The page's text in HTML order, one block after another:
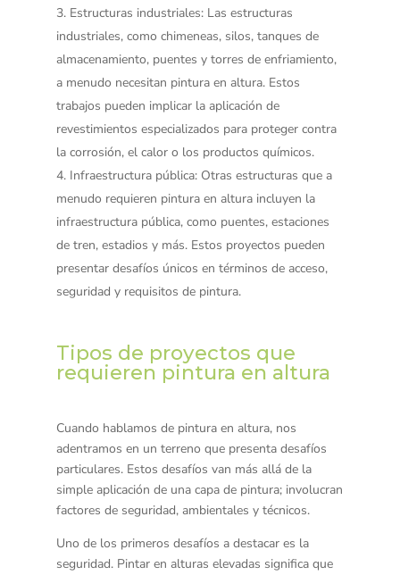
Estructuras industriales: Las estructuras
industriales, como chimeneas, silos, tanques de
almacenamiento, puentes y torres de enfriamiento,
a menudo necesitan pintura en altura. Estos
trabajos pueden implicar la aplicación de
revestimientos especializados para proteger contra
la corrosión, el calor o los productos químicos.
Infraestructura pública: Otras estructuras que a
menudo requieren pintura en altura incluyen la
infraestructura pública, como puentes, estaciones
de tren, estadios y más. Estos proyectos pueden
presentar desafíos únicos en términos de acceso,
seguridad y requisitos de pintura.
Tipos de proyectos que
requieren pintura en altura
Cuando hablamos de pintura en altura, nos
adentramos en un terreno que presenta desafíos
particulares. Estos desafíos van más allá de la
simple aplicación de una capa de pintura; involucran
factores de seguridad, ambientales y técnicos.
Uno de los primeros desafíos a destacar es la
seguridad. Pintar en alturas elevadas significa que